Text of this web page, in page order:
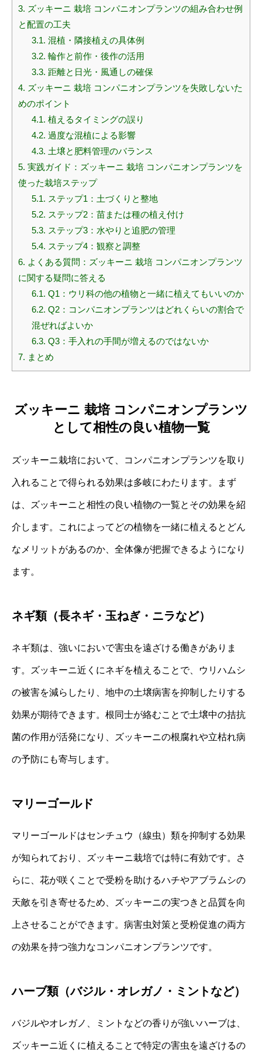
3. ズッキーニ 栽培 コンパニオンプランツの組み合わせ例
と配置の工夫
3.1. 混植・隣接植えの具体例
3.2. 輪作と前作・後作の活用
3.3. 距離と日光・風通しの確保
4. ズッキーニ 栽培 コンパニオンプランツを失敗しないた
めのポイント
4.1. 植えるタイミングの誤り
4.2. 過度な混植による影響
4.3. 土壌と肥料管理のバランス
5. 実践ガイド：ズッキーニ 栽培 コンパニオンプランツを
使った栽培ステップ
5.1. ステップ1：土づくりと整地
5.2. ステップ2：苗または種の植え付け
5.3. ステップ3：水やりと追肥の管理
5.4. ステップ4：観察と調整
6. よくある質問：ズッキーニ 栽培 コンパニオンプランツ
に関する疑問に答える
6.1. Q1：ウリ科の他の植物と一緒に植えてもいいのか
6.2. Q2：コンパニオンプランツはどれくらいの割合で
混ぜればよいか
6.3. Q3：手入れの手間が増えるのではないか
7. まとめ
ズッキーニ 栽培 コンパニオンプランツ
として相性の良い植物一覧
ズッキーニ栽培において、コンパニオンプランツを取り
入れることで得られる効果は多岐にわたります。まず
は、ズッキーニと相性の良い植物の一覧とその効果を紹
介します。これによってどの植物を一緒に植えるとどん
なメリットがあるのか、全体像が把握できるようになり
ます。
ネギ類（長ネギ・玉ねぎ・ニラなど）
ネギ類は、強いにおいで害虫を遠ざける働きがありま
す。ズッキーニ近くにネギを植えることで、ウリハムシ
の被害を減らしたり、地中の土壌病害を抑制したりする
効果が期待できます。根同士が絡むことで土壌中の拮抗
菌の作用が活発になり、ズッキーニの根腐れや立枯れ病
の予防にも寄与します。
マリーゴールド
マリーゴールドはセンチュウ（線虫）類を抑制する効果
が知られており、ズッキーニ栽培では特に有効です。さ
らに、花が咲くことで受粉を助けるハチやアブラムシの
天敵を引き寄せるため、ズッキーニの実つきと品質を向
上させることができます。病害虫対策と受粉促進の両方
の効果を持つ強力なコンパニオンプランツです。
ハーブ類（バジル・オレガノ・ミントなど）
バジルやオレガノ、ミントなどの香りが強いハーブは、
ズッキーニ近くに植えることで特定の害虫を遠ざけるの